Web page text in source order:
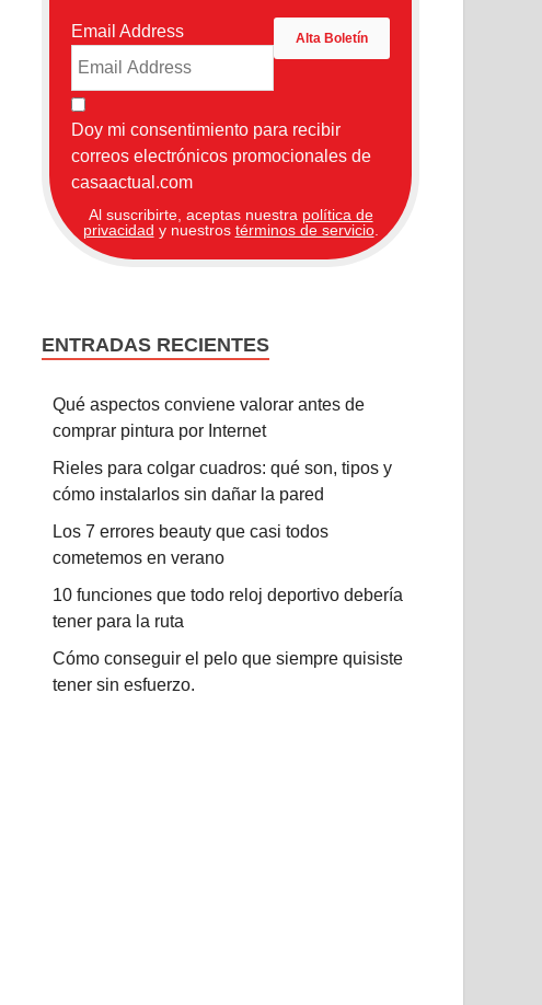
Email Address
Doy mi consentimiento para recibir
correos electrónicos promocionales de
casaactual.com
Al suscribirte, aceptas nuestra política de
privacidad y nuestros términos de servicio.
ENTRADAS RECIENTES
Qué aspectos conviene valorar antes de
comprar pintura por Internet
Rieles para colgar cuadros: qué son, tipos y
cómo instalarlos sin dañar la pared
Los 7 errores beauty que casi todos
cometemos en verano
10 funciones que todo reloj deportivo debería
tener para la ruta
Cómo conseguir el pelo que siempre quisiste
tener sin esfuerzo.